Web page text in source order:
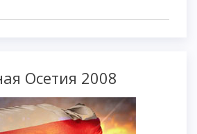
Осетия 2008